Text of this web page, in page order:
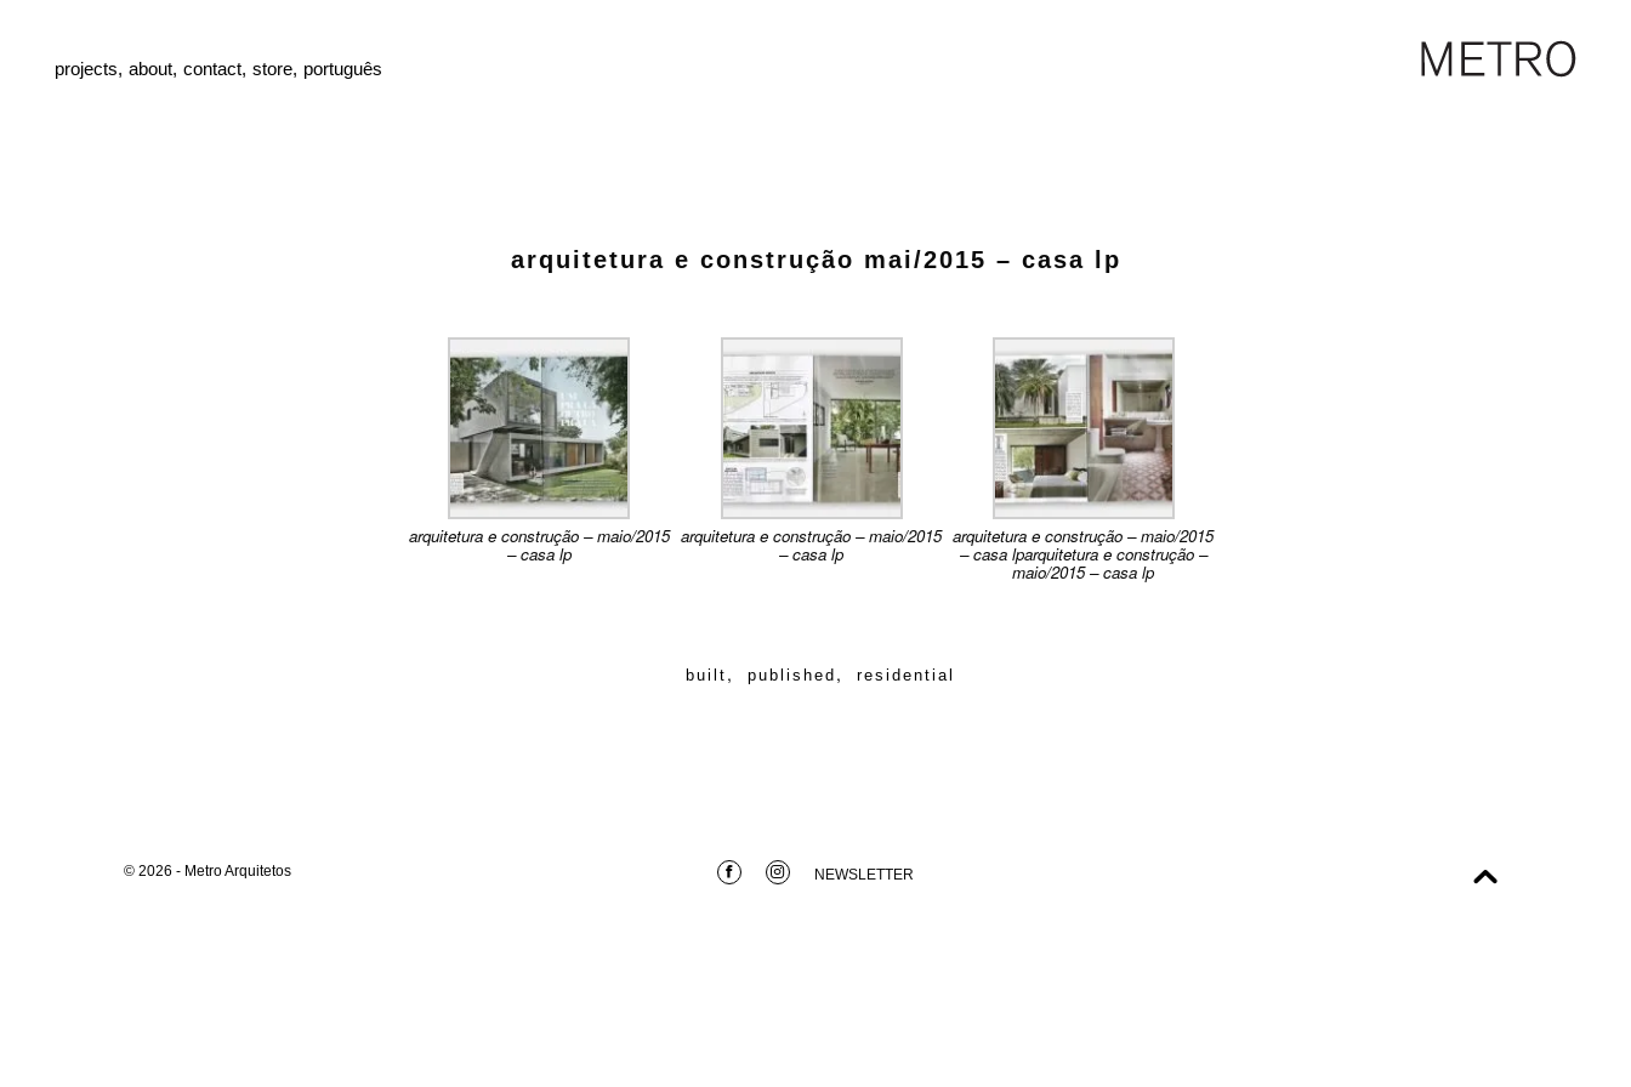
projects, about, contact, store, português
arquitetura e construção mai/2015 – casa lp
arquitetura e construção – maio/2015
– casa lp
arquitetura e construção – maio/2015
– casa lp
arquitetura e construção – maio/2015
– casa lparquitetura e construção –
maio/2015 – casa lp
built , published , residential
© 2026 - Metro Arquitetos NEWSLETTER